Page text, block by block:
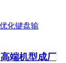
端机型成厂